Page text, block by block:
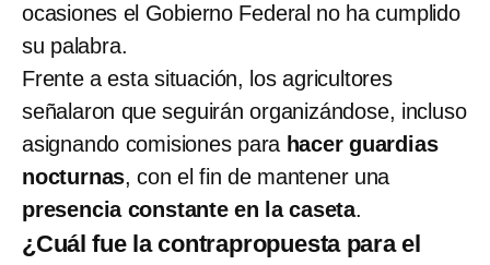
ocasiones el Gobierno Federal no ha cumplido
su palabra.
Frente a esta situación, los agricultores
señalaron que seguirán organizándose, incluso
asignando comisiones para hacer guardias
nocturnas, con el fin de mantener una
presencia constante en la caseta.
¿Cuál fue la contrapropuesta para el